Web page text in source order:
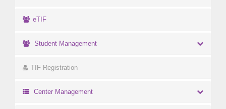
eTIF
Student Management
TIF Registration
Center Management